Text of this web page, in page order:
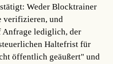
Weder Blocktrainer
verifizieren, und
Anfrage lediglich, der
Haltefrist für
öffentlich geäußert" und